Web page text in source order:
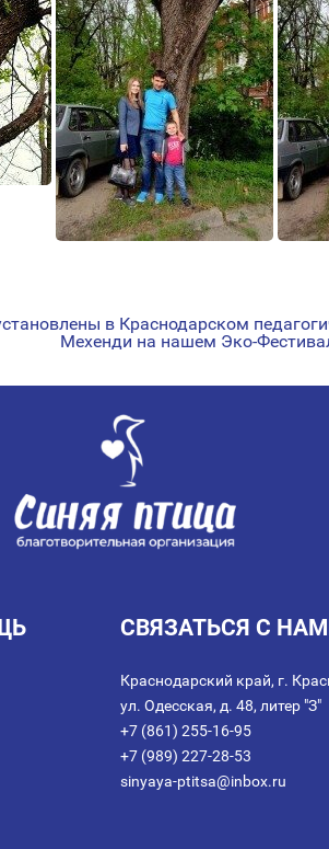
в Краснодарском
Мехенди на нашем Эко-
СВЯЗАТЬСЯ С
Краснодарский край, г.
ул. Одесская, д. 48, литер "З"
+7 (861) 255-16-95
+7 (989) 227-28-53
sinyaya-ptitsa@inbox.ru